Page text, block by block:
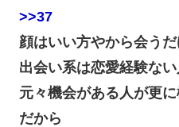
>>37
顔はいい方やから会う
出会い系は恋愛経験な
元々機会がある人が更
だから